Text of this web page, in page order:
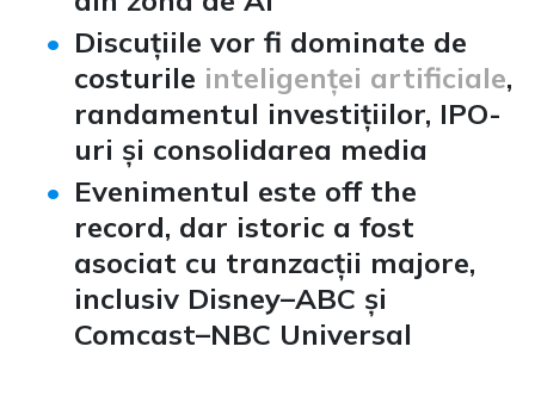
Discuțiile vor fi dominate de
costurile inteligenței artificiale,
randamentul investițiilor, IPO-
uri și consolidarea media
Evenimentul este off the
record, dar istoric a fost
asociat cu tranzacții majore,
inclusiv Disney–ABC și
Comcast–NBC Universal